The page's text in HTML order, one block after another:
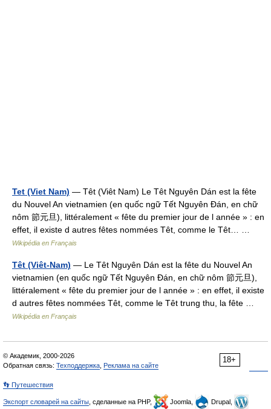
Tet (Viet Nam) — Têt (Viêt Nam) Le Têt Nguyên Dán est la fête
du Nouvel An vietnamien (en quốc ngữ Tết Nguyên Ðán, en chữ
nôm 節元旦), littéralement « fête du premier jour de l année » : en
effet, il existe d autres fêtes nommées Têt, comme le Têt… …
Wikipédia en Français
Têt (Viêt-Nam) — Le Têt Nguyên Dán est la fête du Nouvel An
vietnamien (en quốc ngữ Tết Nguyên Ðán, en chữ nôm 節元旦),
littéralement « fête du premier jour de l année » : en effet, il existe
d autres fêtes nommées Têt, comme le Têt trung thu, la fête …
Wikipédia en Français
18+
© Академик, 2000-2026
Обратная связь: Техподдержка Реклама на сайте
👣 Путешествия
Экспорт словарей на сайты , сделанные на PHP, Joomla,
Drupal,